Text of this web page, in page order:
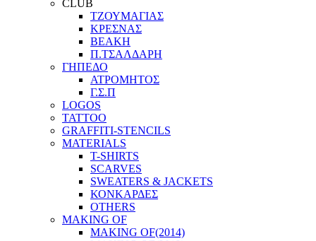
CLUB
ΤΖΟΥΜΑΓΙΑΣ
ΚΡΕΣΝΑΣ
ΒΕΑΚΗ
Π.ΤΣΑΛΔΑΡΗ
ΓΗΠΕΔΟ
ΑΤΡΟΜΗΤΟΣ
Γ.Σ.Π
LOGOS
TATTOO
GRAFFITI-STENCILS
MATERIALS
T-SHIRTS
SCARVES
SWEATERS & JACKETS
ΚΟΝΚΑΡΔΕΣ
OTHERS
MAKING OF
MAKING OF(2014)